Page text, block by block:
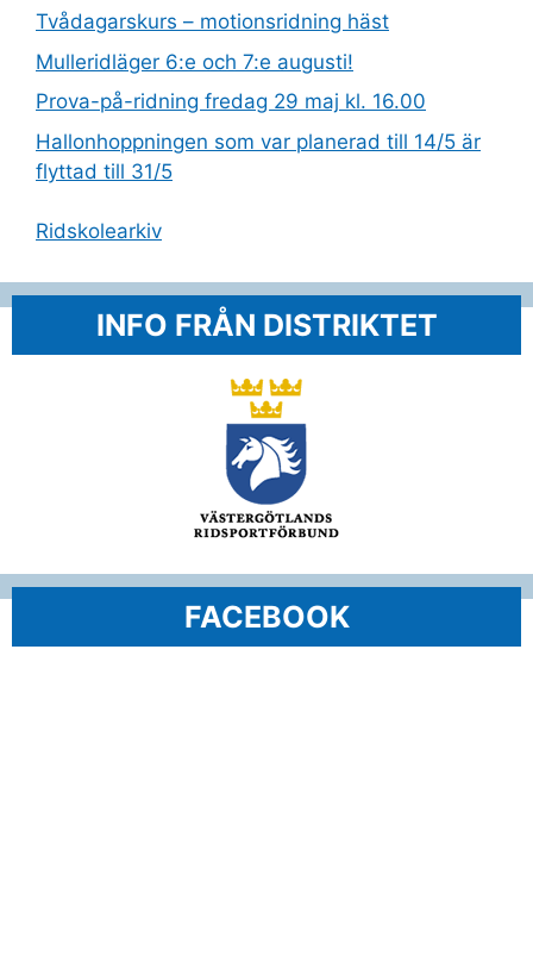
Tvådagarskurs – motionsridning häst
Mulleridläger 6:e och 7:e augusti!
Prova-på-ridning fredag 29 maj kl. 16.00
Hallonhoppningen som var planerad till 14/5 är
flyttad till 31/5
Ridskolearkiv
INFO FRÅN DISTRIKTET
FACEBOOK